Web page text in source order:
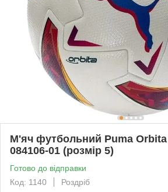
М'яч футбольний Puma
084106-01 (розмір 5)
Готово до відправки
Код: 1140
Роздріб